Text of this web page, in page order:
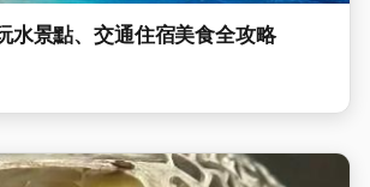
水景點、交通住宿美食全攻略